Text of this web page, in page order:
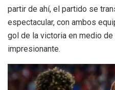
partir de ahí, el partido se
espectacular, con ambos
gol de la victoria en medio
impresionante.